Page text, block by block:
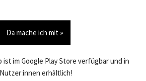
Da mache ich mit »
ist im Google Play Store verfügbar und in
erhältlich!